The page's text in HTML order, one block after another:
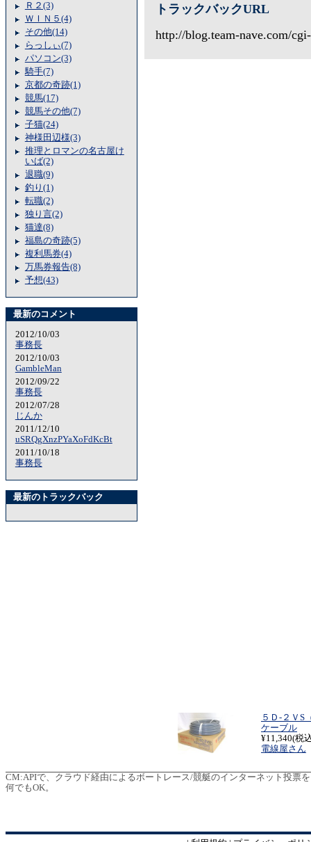
Ｒ２(3)
ＷＩＮ５(4)
その他(14)
らっしぃ(7)
パソコン(3)
騎手(7)
京都の奇跡(1)
競馬(17)
競馬その他(7)
子猫(24)
神様田辺様(3)
推理とロマンの名古屋け
いば(2)
退職(9)
釣り(1)
転職(2)
独り言(2)
猫達(8)
福島の奇跡(5)
複利馬券(4)
万馬券報告(8)
予想(43)
最新のコメント
2012/10/03
事務長
2012/10/03
GambleMan
2012/09/22
事務長
2012/07/28
じんか
2011/12/10
uSRQgXnzPYaXoFdKcBt
2011/10/18
事務長
最新のトラックバック
トラックバックURL
http://blog.team-nave.com/
５Ｄ-２Ｖ
ケーブル
¥11,340(税
電線屋さん
CM:APIで、クラウド経由によるボートレース/競艇のインターネット投票
何でもOK。